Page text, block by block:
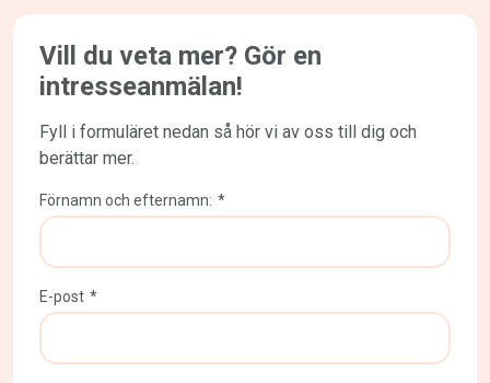
Vill du veta mer? Gör en
intresseanmälan!
Fyll i formuläret nedan så hör vi av oss till dig och
berättar mer.
Förnamn och efternamn: *
E-post *